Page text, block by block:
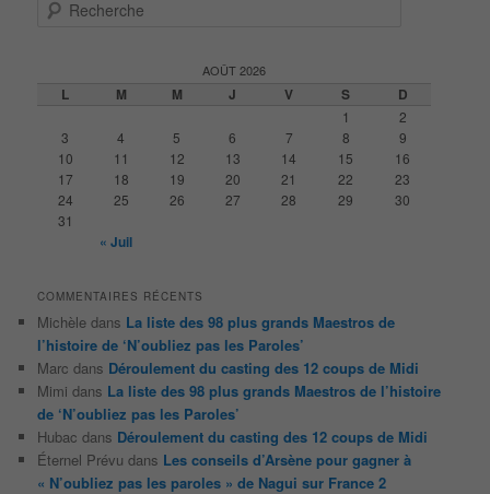
AOÛT 2026
L M M J V S D
1
2
3
4 5 6 7 8
9
10
11 12 13 14 15
16
17
18 19 20 21 22
23
24
25 26 27 28 29
30
31
« Juil
COMMENTAIRES RÉCENTS
Michèle dans La liste des 98 plus grands Maestros de
l’histoire de ‘N’oubliez pas les Paroles’
Marc dans Déroulement du casting des 12 coups de Midi
Mimi dans La liste des 98 plus grands Maestros de l’histoire
de ‘N’oubliez pas les Paroles’
Hubac dans Déroulement du casting des 12 coups de Midi
Éternel Prévu dans Les conseils d’Arsène pour gagner à
« N’oubliez pas les paroles » de Nagui sur France 2